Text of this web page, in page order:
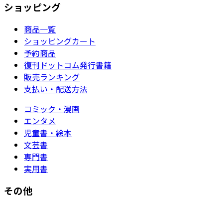
ショッピング
商品一覧
ショッピングカート
予約商品
復刊ドットコム発行書籍
販売ランキング
支払い・配送方法
コミック・漫画
エンタメ
児童書・絵本
文芸書
専門書
実用書
その他